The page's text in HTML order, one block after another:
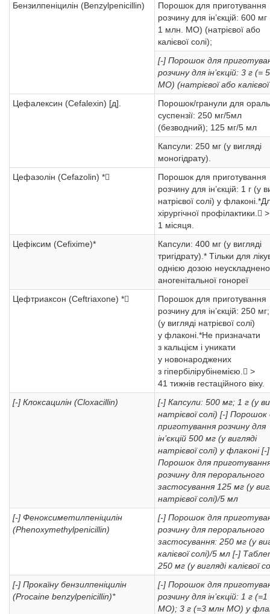
Бензилпеніцилін (Benzylpenicillin)
Порошок для приготування
розчину для ін’єкцій: 600 мг
1 млн. МО) (натрієвої або
калієвої солі);
[-] Порошок для
розчину для ін’єкцій: 3 г (=
МО) (натрієвої або калієвої
Цефалексин (Cefalexin) [д].
Порошок/гранули для
суспензії: 250 мг/5мл
(безводний); 125 мг/5 мл
Капсули: 250 мг (у вигляді
моногідрату).
Цефазолін (Cefazolin) *
Порошок для приготування
розчину для ін’єкцій: 1 г (у
натрієвої солі) у
хірургічної профілактики. >
1 місяця.
Цефіксим (Cefixime)*
Капсули: 400 мг (у вигляді
тригідрату).* Тільки для
однією дозою
аногенітальної гонореї
Цефтриаксон (Ceftriaxone) *
Порошок для приготування
розчину для ін’єкцій: 250
(у вигляді натрієвої солі)
у флаконі.*Не призначати
з кальцієм і уникати
у новонароджених
з гіпербілірубінемією. >
41 тижнів гестаційного віку.
[-] Клоксацилін (Cloxacillin)
[-] Капсули: 500 мг; 1 г (у
натрієвої солі) [-] Порошок
приготування розчину для
ін’єкцій 500 мг (у вигляді
натрієвої солі) у флаконі [-]
Порошок для
розчину для перорального
застосування 125 мг (у
натрієвої солі)/5 мл
[-] Феноксиметилпеніцилін
(Phenoxymethylpenicillin)
[-] Порошок для
розчину для перорального
застосування: 250 мг (у
калієвої солі)/5 мл [-]
250 мг (у вигляді калієвої
[-] Прокаїну бензилпеніцилін
(Procaine benzylpenicillin)*
[-] Порошок для
розчину для ін’єкцій: 1 г
МО); 3 г (=3 млн МО) у